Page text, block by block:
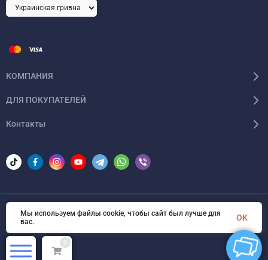
КОМПАНИЯ
ДЛЯ ПОКУПАТЕЛЕЙ
Контакты
© 2026 Areon-ua. Все права защищены
0
Мы используем файлы cookie, чтобы сайт был лучше для
вас.
OK